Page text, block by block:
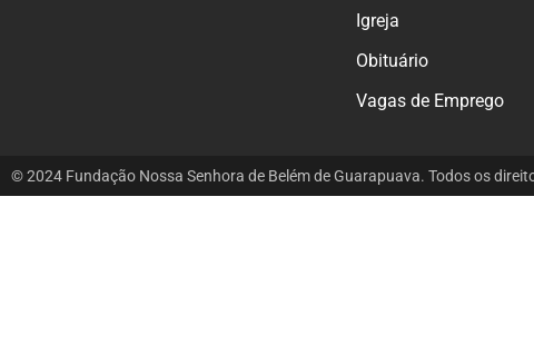
Igreja
Obituário
Vagas de Emprego
© 2024 Fundação Nossa Senhora de Belém de Guarapuava. Todos os